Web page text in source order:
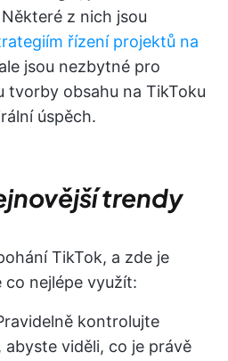
z nich jsou
řízení projektů na
jsou nezbytné pro
tvorby obsahu na TikToku
úspěch.
trendy
TikTok, a zde je
co nejlépe využít:
kontrolujte
abyste viděli, co je právě